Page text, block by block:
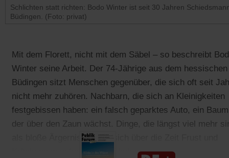
Schlichten statt richten: Bodo Winter ist seit 30 Jahren
Büdingen. (Foto: privat)
Mit dem Florett, nicht mit dem Säbel – so beschreibt
Winter seine Arbeit. Der 74-Jährige aus dem hessischen
Büdingen sitzt Menschen gegenüber, die sich oft seit
nicht mehr zuhören. Nachbarn, die sich an Kleinigkeiten
festgebissen haben: ein falsch geparktes Auto, ein
der über den Zaun wächst. Dinge, die längst viel mehr
als bloße Ärgernisse, weil sich über die Zeit Frust und
Kränkungen aufgeschichtet haben.